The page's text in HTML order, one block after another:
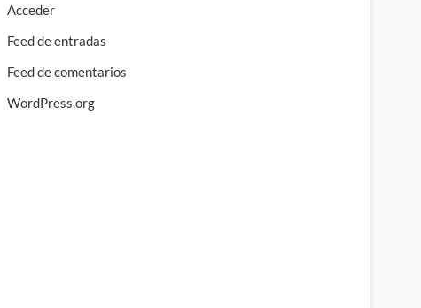
Acceder
Feed de entradas
Feed de comentarios
WordPress.org